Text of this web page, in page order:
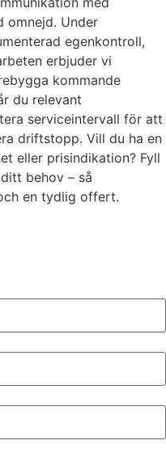
omnejd. Under
egenkontroll,
erbjuder vi
kommande
du relevant
serviceintervall för att
driftstopp. Vill du ha en
eller prisindikation? Fyll
behov – så
en tydlig offert.